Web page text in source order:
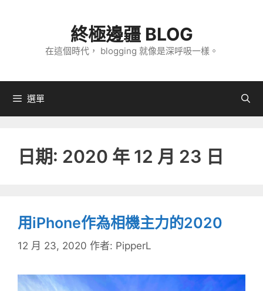
內
終極邊疆 BLOG
在這個時代， blogging 就像是深呼吸一樣。
選單
日期: 2020 年 12 月 23 日
用iPhone作為相機主力的2020
12 月 23, 2020 作者: PipperL